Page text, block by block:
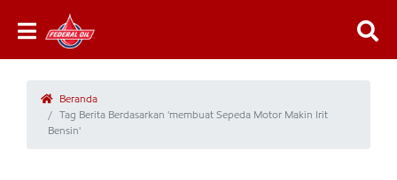
Beranda
Tag Berita Berdasarkan 'membuat Sepeda Motor Makin Irit
Bensin'